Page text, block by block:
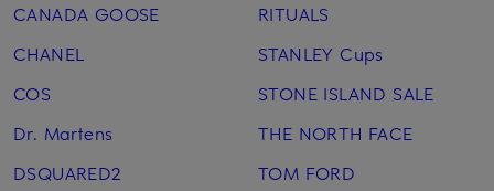
CANADA GOOSE
CHANEL
COS
Dr. Martens
DSQUARED2
RITUALS
STANLEY Cups
STONE ISLAND SALE
THE NORTH FACE
TOM FORD